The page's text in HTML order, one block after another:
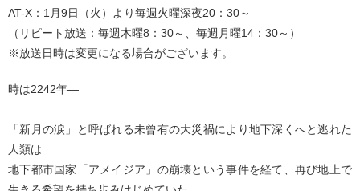
AT-X：1月9日（火）より毎週火曜深夜20：30～
（リピート放送：毎週木曜8：30～、毎週月曜14：30～）
※放送日時は変更になる場合がございます。
時は2242年―
「新月の涙」と呼ばれる未曾有の大災禍により地下深くへと逃れた
人類は
地下都市国家「アメイジア」の崩壊という事件を経て、再び地上で